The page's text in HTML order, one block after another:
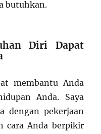
butuhkan.
Diri Dapat
membantu Anda
Anda. Saya
dengan pekerjaan
cara Anda berpikir